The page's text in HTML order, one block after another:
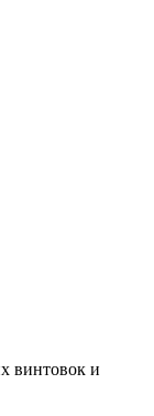
винтовок и